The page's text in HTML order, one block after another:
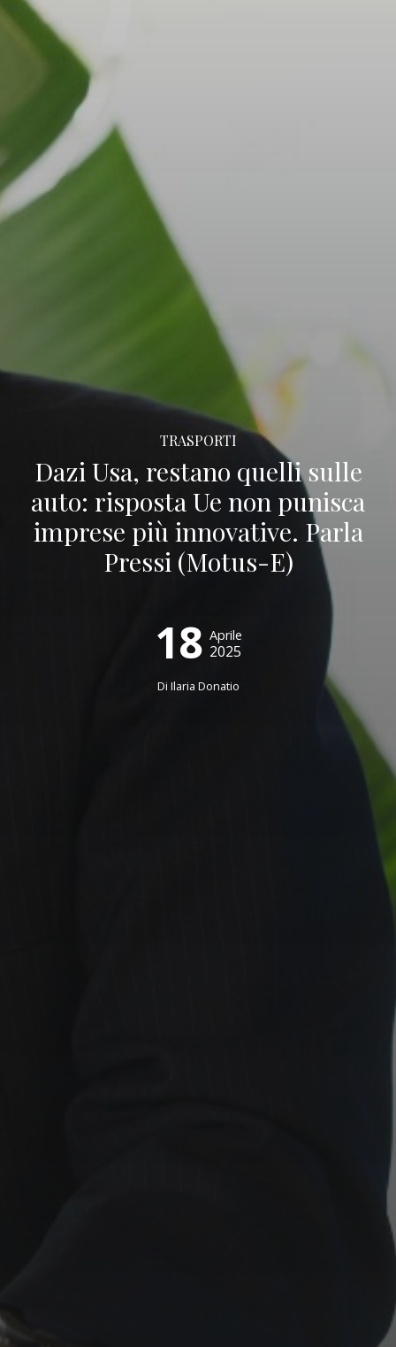
TRASPORTI
Dazi Usa, restano quelli sulle
auto: risposta Ue non punisca
imprese più innovative. Parla
Pressi (Motus-E)
18 Aprile
2025
Di Ilaria Donatio